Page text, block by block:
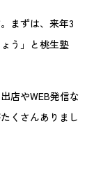
まずは、来年3
う」と桃生塾
店やWEB発信な
くさんありまし